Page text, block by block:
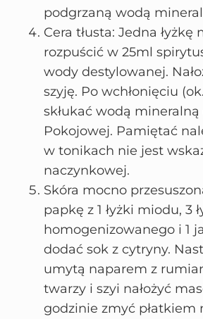
podgrzaną wodą
Cera tłusta: Jedna łyżkę
rozpuścić w 25ml
wody destylowanej.
szyję. Po wchłonięciu
skłukać wodą
Pokojowej. Pamiętać
w tonikach nie jest
naczynkowej.
Skóra mocno
papkę z 1 łyżki miodu, 3
homogenizowanego i 1
dodać sok z cytryny.
umytą naparem z
twarzy i szyi nałożyć
godzinie zmyć płatkiem